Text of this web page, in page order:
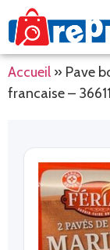
Accueil » Pave
francaise –